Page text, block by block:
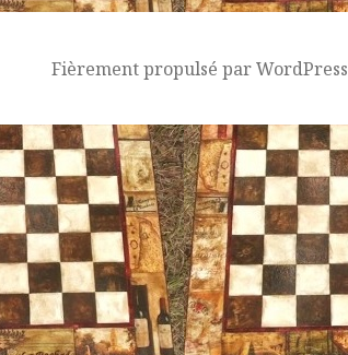
Fièrement propulsé par WordPress